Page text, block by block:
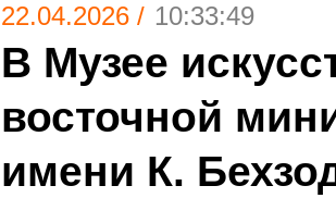
22.04.2026 / 10:33:49
В Музее
восточной
имени К.